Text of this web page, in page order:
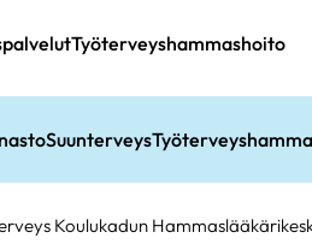
Suunterveys
Työterveyshammashoito
Koulukadun